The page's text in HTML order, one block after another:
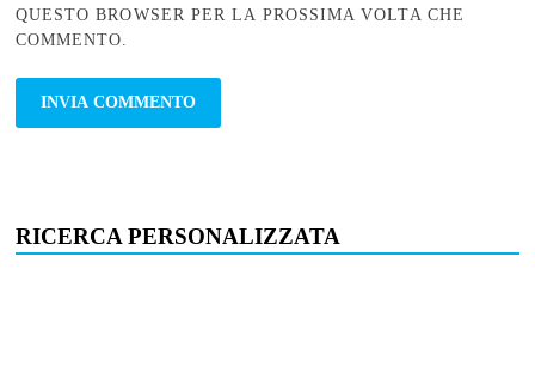
QUESTO BROWSER PER LA PROSSIMA VOLTA CHE
COMMENTO.
RICERCA PERSONALIZZATA